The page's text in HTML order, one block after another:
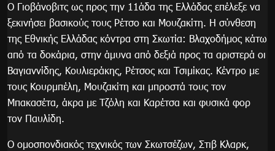
Ο Γιοβάνοβιτς ως προς την 11άδα της Ελλάδας επέλεξε να
ξεκινήσει βασικούς τους Ρέτσο και Μουζακίτη. Η σύνθεση
της Εθνικής Ελλάδας κόντρα στη Σκωτία: Βλαχοδήμος κάτω
από τα δοκάρια, στην άμυνα από δεξιά προς τα αριστερά οι
Βαγιαννίδης, Κουλιεράκης, Ρέτσος και Τσιμίκας. Κέντρο με
τους Κουρμπέλη, Μουζακίτη και μπροστά τους τον
Μπακασέτα, άκρα με Τζόλη και Καρέτσα και φυσικά φορ
τον Παυλίδη.
Ο ομοσπονδιακός τεχνικός των Σκωτσέζων, Στιβ Κλαρκ,